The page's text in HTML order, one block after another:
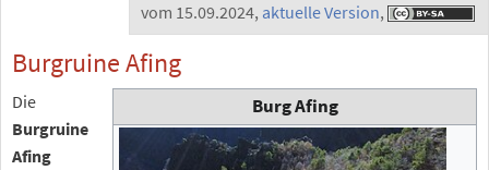
vom 15.09.2024, aktuelle Version,
Burgruine Afing
Burg Afing
Die
Burgruine
Afing